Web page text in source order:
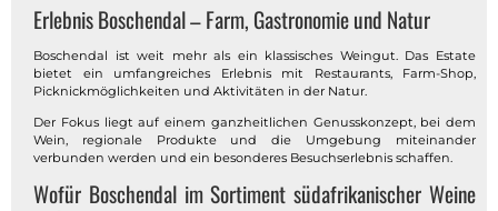
Erlebnis Boschendal – Farm, Gastronomie und Natur
Boschendal ist weit mehr als ein klassisches Weingut. Das Estate
bietet ein umfangreiches Erlebnis mit Restaurants, Farm-Shop,
Picknickmöglichkeiten und Aktivitäten in der Natur.
Der Fokus liegt auf einem ganzheitlichen Genusskonzept, bei dem
Wein, regionale Produkte und die Umgebung miteinander
verbunden werden und ein besonderes Besuchserlebnis schaffen.
Wofür Boschendal im Sortiment südafrikanischer Weine